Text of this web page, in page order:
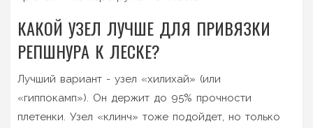
КАКОЙ УЗЕЛ ЛУЧШЕ ДЛЯ ПРИВЯЗКИ
РЕПШНУРA К ЛЕСКЕ?
Лучший вариант - узел «хилихай» (или
«гиппокамп»). Он держит до 95% прочности
плетенки. Узел «клинч» тоже подойдет, но только